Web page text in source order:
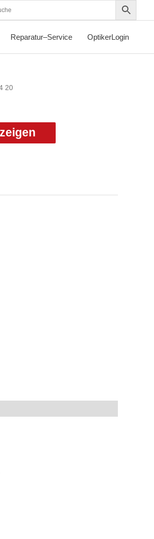
Reparatur–Service OptikerLogin
20